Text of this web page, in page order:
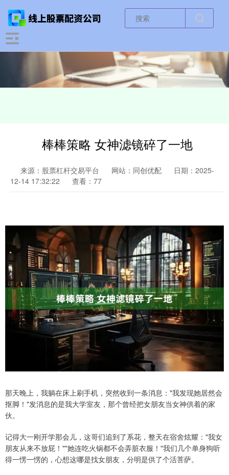
棒棒策略 女神滤镜碎了一地
来源：股票杠杆交易平台 网站：同创优配
日期：2025-
12-14 17:32:22
查看：77
那天晚上，我躺在床上刷手机，突然收到一条消息："我发现她居然会
抠脚！"发消息的是我大学室友，那个曾经把女朋友当女神供着的家
伙。
记得大一刚开学那会儿，这哥们追到了系花，整天在宿舍炫耀："我女
朋友从来不放屁！""她连吃火锅都不会弄脏衣服！"我们几个单身狗听
得一愣一愣的，心想这哪是找女朋友，分明是供了个活菩萨。